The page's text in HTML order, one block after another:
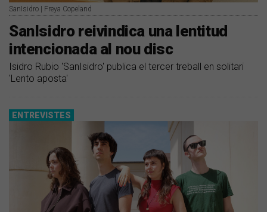
SanIsidro | Freya Copeland
SanIsidro reivindica una lentitud
intencionada al nou disc
Isidro Rubio 'SanIsidro' publica el tercer treball en solitari
'Lento aposta'
ENTREVISTES